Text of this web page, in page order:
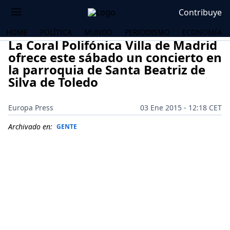
Contribuye
HOME POLÍTICA MUNDO PERIODISMO ECONOMÍA
La Coral Polifónica Villa de Madrid
ofrece este sábado un concierto en
la parroquia de Santa Beatriz de
Silva de Toledo
Europa Press
03 Ene 2015 - 12:18 CET
Archivado en: GENTE